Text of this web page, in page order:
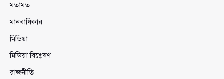
মতামত
মানবাধিকার
মিডিয়া
মিডিয়া বিশ্লেষণ
রাজনীতি